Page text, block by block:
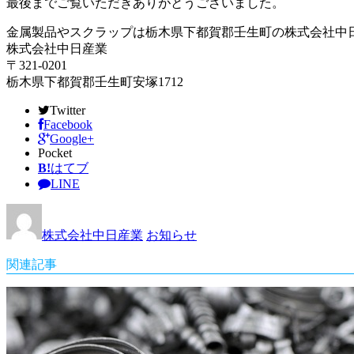
最後までご覧いただきありがとうございました。
金属製品やスクラップは栃木県下都賀郡壬生町の株式会社中
株式会社中日産業
〒321-0201
栃木県下都賀郡壬生町安塚1712
Twitter
Facebook
Google+
Pocket
B!はてブ
LINE
株式会社中日産業 お知らせ
関連記事